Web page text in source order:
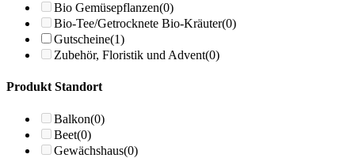
Bio Gemüsepflanzen(0)
Bio-Tee/Getrocknete Bio-Kräuter(0)
Gutscheine(1)
Zubehör, Floristik und Advent(0)
Produkt Standort
Balkon(0)
Beet(0)
Gewächshaus(0)